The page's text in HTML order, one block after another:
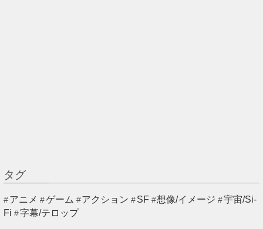
タグ
アニメ ゲーム アクション SF 想像/イメージ
宇宙/Si-
Fi
字幕/テロップ